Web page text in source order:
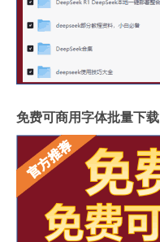
免费可商用字体批量下载